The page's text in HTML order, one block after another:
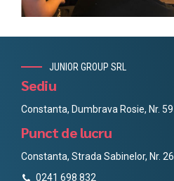
JUNIOR GROUP SRL
Sediu
Constanta, Dumbrava Rosie, Nr. 59
Punct de lucru
Constanta, Strada Sabinelor, Nr. 26
0241 698 832